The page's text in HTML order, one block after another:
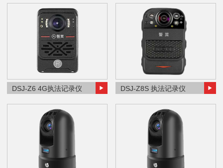
DSJ-Z6 4G执法记录仪 DSJ-Z8S 执法记录仪